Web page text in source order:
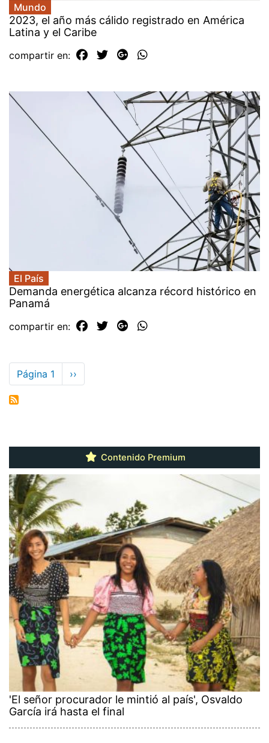
Mundo
2023, el año más cálido registrado en América
Latina y el Caribe
compartir en:
El País
Demanda energética alcanza récord histórico en
Panamá
compartir en:
Paginación
Página 1
Siguiente
página
››
Contenido Premium
'El señor procurador le mintió al país', Osvaldo
García irá hasta el final